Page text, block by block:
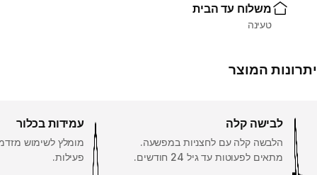
משלוח עד הבית
טעינה
יתרונות המוצר
לבישה קלה
הלבשה קלה עם לחצניות במפשעה.
מתאים לפעוטות עד גיל 24 חודשים.
עמידות בכלור
פעילות.